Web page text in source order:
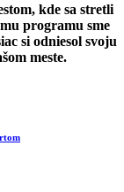
kde sa stretli
programu sme
si odniesol svoju
meste.